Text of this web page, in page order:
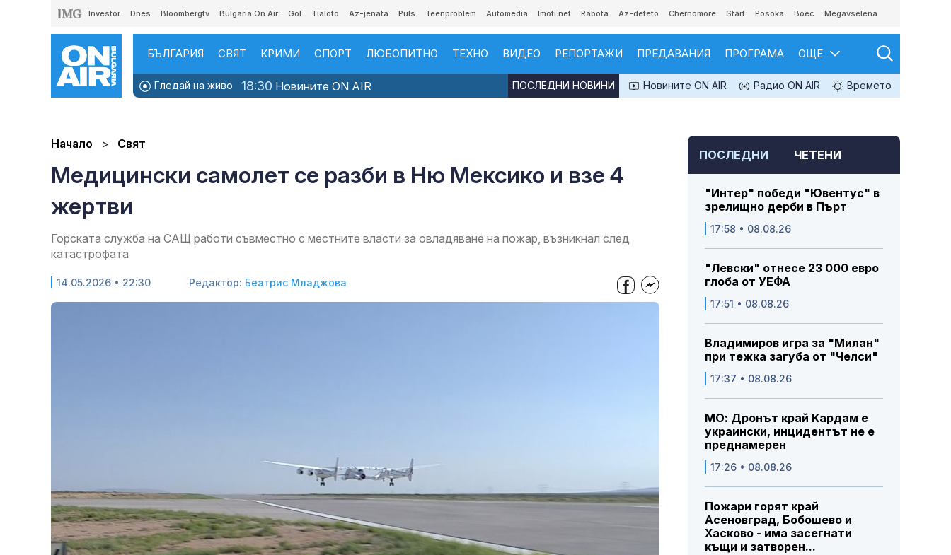
Investor Dnes Bloombergtv Bulgaria On Air Gol Tialoto Az-jenata Puls Teenproblem Automedia Imoti.net Rabota Az-deteto Chernomore Start Posoka Boec Megavselena
БЪЛГАРИЯ СВЯТ КРИМИ СПОРТ ЛЮБОПИТНО ТЕХНО ВИДЕО РЕПОРТАЖИ ПРЕДАВАНИЯ ПРОГРАМА ОЩЕ
Гледай на живо 18:30 Новините ON AIR Новините ON AIR Радио ON AIR Времето
ПОСЛЕДНИ НОВИНИ
Начало Свят
Медицински самолет се разби в Ню Мексико и взе 4
жертви
Горската служба на САЩ работи съвместно с местните власти за овладяване на пожар, възникнал след
катастрофата
14.05.2026 • 22:30 Редактор: Беатрис Младжова
ПОСЛЕДНИ ЧЕТЕНИ
"Интер" победи "Ювентус" в
зрелищно дерби в Пърт
17:58 • 08.08.26
"Левски" отнесе 23 000 евро
глоба от УЕФА
17:51 • 08.08.26
Владимиров игра за "Милан"
при тежка загуба от "Челси"
17:37 • 08.08.26
МО: Дронът край Кардам е
украински, инцидентът не е
преднамерен
17:26 • 08.08.26
Пожари горят край
Асеновград, Бобошево и
Хасково - има засегнати
къщи и затворен...